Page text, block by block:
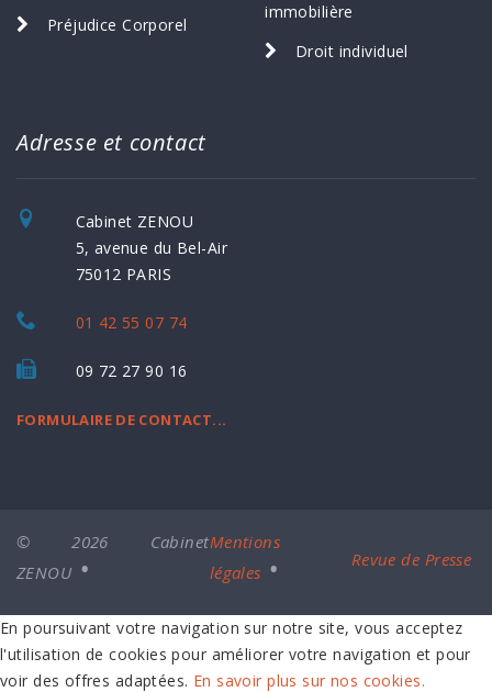
Préjudice Corporel
immobilière
Droit individuel
Adresse et contact
Cabinet ZENOU
5, avenue du Bel-Air
75012 PARIS
01 42 55 07 74
09 72 27 90 16
FORMULAIRE DE CONTACT...
© 2026 Cabinet
ZENOU
Mentions
légales
Revue de Presse
En poursuivant votre navigation sur notre site, vous acceptez
l'utilisation de cookies pour améliorer votre navigation et pour
voir des offres adaptées. En savoir plus sur nos cookies.